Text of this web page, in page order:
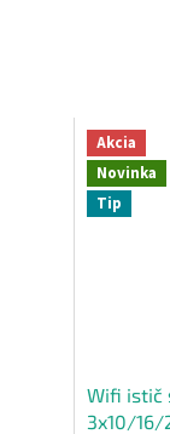
Akcia
Novinka
Tip
Wifi istič
3x10/16/